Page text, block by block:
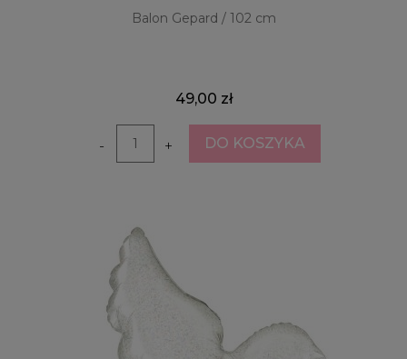
Balon Gepard / 102 cm
49,00 zł
- + DO KOSZYKA